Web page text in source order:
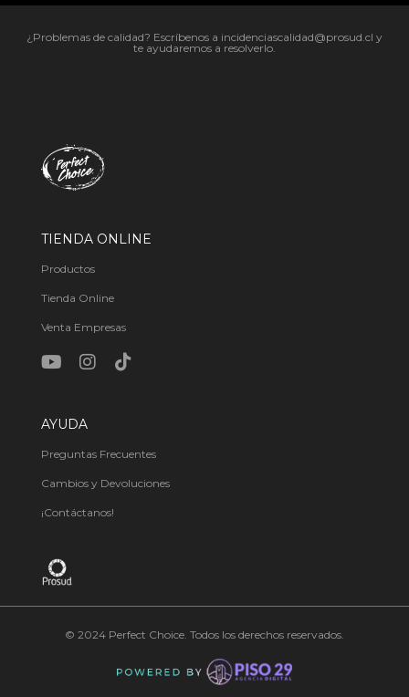
¿Problemas de calidad? Escríbenos a incidenciascalidad@prosud.cl y
te ayudaremos a resolverlo.
TIENDA ONLINE
Productos
Tienda Online
Venta Empresas
AYUDA
Preguntas Frecuentes
Cambios y Devoluciones
¡Contáctanos!
© 2024 Perfect Choice. Todos los derechos reservados.